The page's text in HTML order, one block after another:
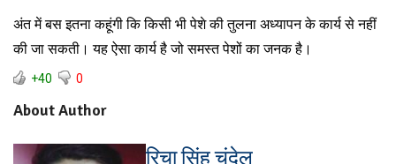
अंत में बस इतना कहूंगी कि किसी भी पेशे की तुलना अध्यापन के कार्य से नहीं
की जा सकती। यह ऐसा कार्य है जो समस्त पेशों का जनक है।
+40 0
About Author
रिचा सिंह चंदेल